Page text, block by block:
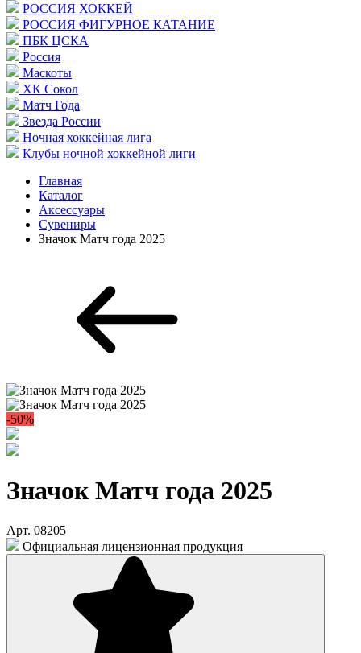
РОССИЯ ХОККЕЙ
РОССИЯ ФИГУРНОЕ КАТАНИЕ
ПБК ЦСКА
Россия
Маскоты
ХК Сокол
Матч Года
Звезда России
Ночная хоккейная лига
Клубы ночной хоккейной лиги
Главная
Каталог
Аксессуары
Сувениры
Значок Матч года 2025
-50%
Значок Матч года 2025
Арт. 08205
Официальная лицензионная продукция